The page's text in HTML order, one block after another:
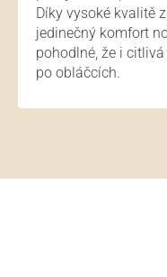
Díky vysoké kvalitě
jedinečný komfort
pohodlné, že i
po obláčcích.